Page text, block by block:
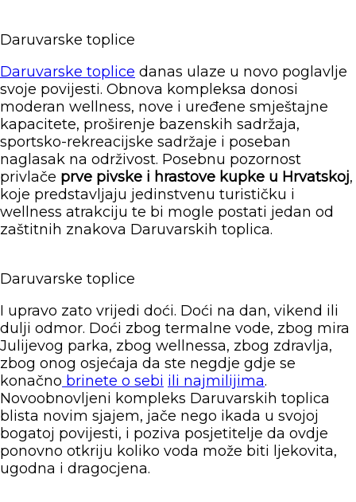
Daruvarske toplice
Daruvarske toplice danas ulaze u novo poglavlje
svoje povijesti. Obnova kompleksa donosi
moderan wellness, nove i uređene smještajne
kapacitete, proširenje bazenskih sadržaja,
sportsko-rekreacijske sadržaje i poseban
naglasak na održivost. Posebnu pozornost
privlače prve pivske i hrastove kupke u Hrvatskoj,
koje predstavljaju jedinstvenu turističku i
wellness atrakciju te bi mogle postati jedan od
zaštitnih znakova Daruvarskih toplica.
Daruvarske toplice
I upravo zato vrijedi doći. Doći na dan, vikend ili
dulji odmor. Doći zbog termalne vode, zbog mira
Julijevog parka, zbog wellnessa, zbog zdravlja,
zbog onog osjećaja da ste negdje gdje se
konačno brinete o sebi ili najmilijima.
Novoobnovljeni kompleks Daruvarskih toplica
blista novim sjajem, jače nego ikada u svojoj
bogatoj povijesti, i poziva posjetitelje da ovdje
ponovno otkriju koliko voda može biti ljekovita,
ugodna i dragocjena.